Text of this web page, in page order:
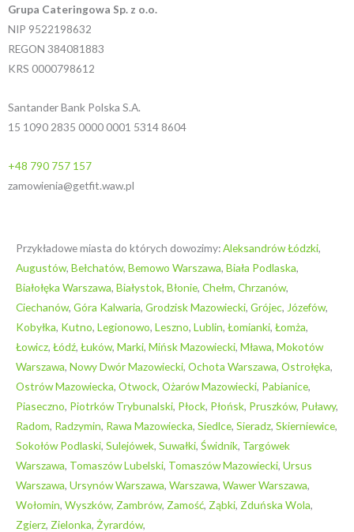
a
r
t
c
e
b
o
o
k
-
f
a
r
a
m
Grupa Cateringowa Sp. z o.o.
NIP 9522198632
REGON 384081883
KRS 0000798612
Santander Bank Polska S.A.
15 1090 2835 0000 0001 5314 8604
+48 790 757 157
zamowienia@getfit.waw.pl
Przykładowe miasta do których dowozimy:Aleksandrów Łódzki,
Augustów, Bełchatów, Bemowo Warszawa, Biała Podlaska,
Białołęka Warszawa, Białystok, Błonie, Chełm, Chrzanów,
Ciechanów, Góra Kalwaria, Grodzisk Mazowiecki, Grójec, Józefów,
Kobyłka, Kutno, Legionowo, Leszno, Lublin, Łomianki, Łomża,
Łowicz, Łódź, Łuków, Marki, Mińsk Mazowiecki, Mława, Mokotów
Warszawa, Nowy Dwór Mazowiecki, Ochota Warszawa, Ostrołęka,
Ostrów Mazowiecka, Otwock, Ożarów Mazowiecki, Pabianice,
Piaseczno, Piotrków Trybunalski, Płock, Płońsk, Pruszków, Puławy,
Radom, Radzymin, Rawa Mazowiecka, Siedlce, Sieradz, Skierniewice,
Sokołów Podlaski, Sulejówek, Suwałki, Świdnik, Targówek
Warszawa, Tomaszów Lubelski, Tomaszów Mazowiecki, Ursus
Warszawa, Ursynów Warszawa, Warszawa, Wawer Warszawa,
Wołomin, Wyszków, Zambrów, Zamość, Ząbki, Zduńska Wola,
Zgierz, Zielonka, Żyrardów,